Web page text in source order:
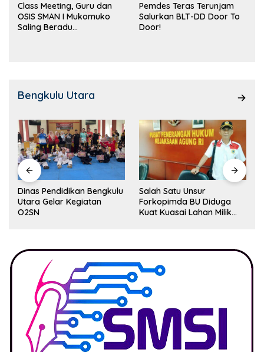
Class Meeting, Guru dan
OSIS SMAN I Mukomuko
Saling Beradu
Pemdes Teras Terunjam
Salurkan BLT-DD Door To
Door!
Bengkulu Utara
Dinas Pendidikan Bengkulu
Utara Gelar Kegiatan
O2SN
Salah Satu Unsur
Forkopimda BU Diduga
Kuat Kuasai Lahan Milik